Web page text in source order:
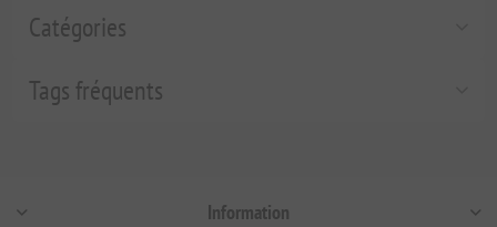
Catégories
Tags fréquents
Information